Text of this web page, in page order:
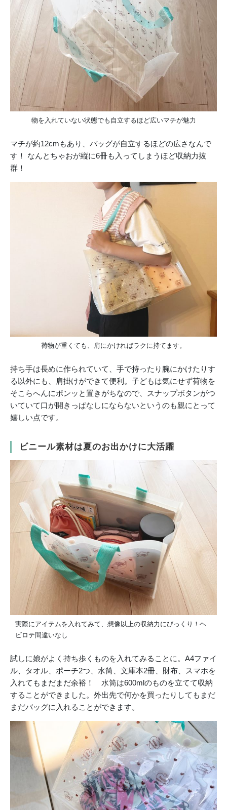
物を入れていない状態でも自立するほど広いマチが魅力
マチが約12cmもあり、バッグが自立するほどの広さなんで
す！ なんとちゃおが縦に6冊も入ってしまうほど収納力抜
群！
荷物が重くても、肩にかければラクに持てます。
持ち手は長めに作られていて、手で持ったり腕にかけたりす
る以外にも、肩掛けができて便利。子どもは気にせず荷物を
そこらへんにポンッと置きがちなので、スナップボタンがつ
いていて口が開きっぱなしにならないというのも親にとって
嬉しい点です。
ビニール素材は夏のお出かけに大活躍
実際にアイテムを入れてみて、想像以上の収納力にびっくり！ヘ
ビロテ間違いなし
試しに娘がよく持ち歩くものを入れてみることに。A4ファイ
ル、タオル、ポーチ2つ、水筒、文庫本2冊、財布、スマホを
入れてもまだまだ余裕！ 水筒は600mlのものを立てて収納
することができました。外出先で何かを買ったりしてもまだ
まだバッグに入れることができます。